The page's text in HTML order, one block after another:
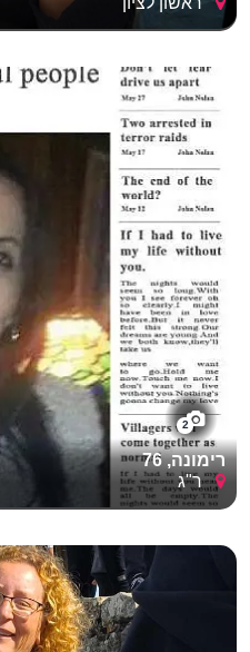
פוטנציאלי. האתר המקצועי
של "האדם שמחפש קשר".
שבלגלות שמי שנראה כמו
אדם שפשוט מחפש חיבוק
מונח על השולחן מהשנייה
2
רימונה, 76
ר"ג